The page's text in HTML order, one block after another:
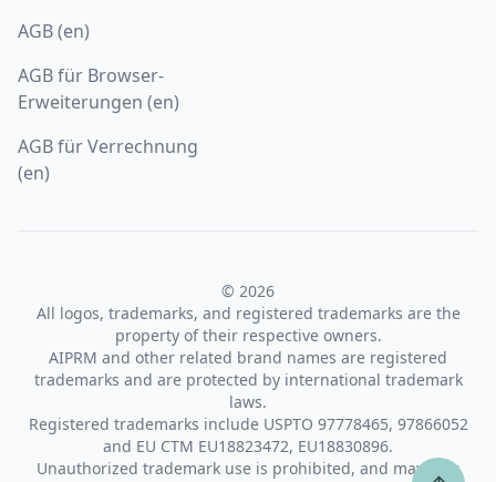
AGB (en)
AGB für Browser-
Erweiterungen (en)
AGB für Verrechnung
(en)
© 2026
All logos, trademarks, and registered trademarks are the
property of their respective owners.
AIPRM and other related brand names are registered
trademarks and are protected by international trademark
laws.
Registered trademarks include USPTO 97778465, 97866052
and EU CTM EU18823472, EU18830896.
Unauthorized trademark use is prohibited, and may be a